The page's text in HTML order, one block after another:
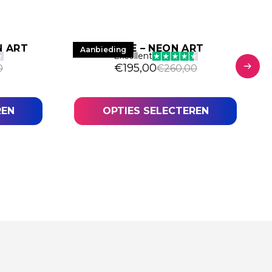
ART AanbiedingHOPE – NEON ART
Excellent
€195,00€260,00
OPTIES SELECTEREN